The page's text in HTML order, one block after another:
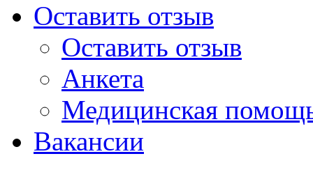
Оставить отзыв
Оставить отзыв
Анкета
Медицинская
Вакансии